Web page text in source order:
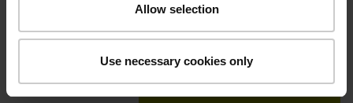
Allow selection
Use necessary cookies only
您的請求，相關銷售合作夥伴可能會自行聯繫您。
* = 必填